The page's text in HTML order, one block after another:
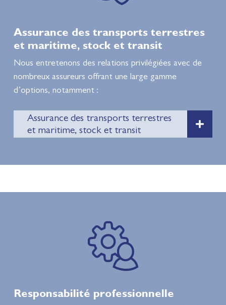
Assurance des transports terrestres
et maritime, stock et transit
Nous entretenons des relations privilégiées avec de
nombreux assureurs offrant une large gamme
d’options, notamment :
Assurance des transports terrestres
et maritime, stock et transit
Responsabilité professionnelle